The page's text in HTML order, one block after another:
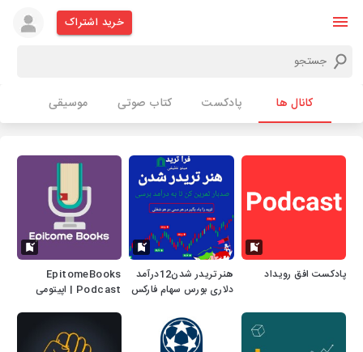
خرید اشتراک
کانال ها پادکست کتاب صوتی موسیقی
پادکست افق رویداد
هنر تریدر شدن12درآمد
دلاری بورس سهام فارکس
EpitomeBooks
Podcast | اپیتومی